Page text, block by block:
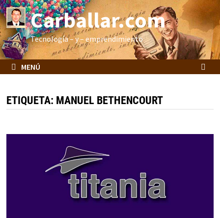
Saltar
al
contenidoCarballar.com
Tecnología – y – emprendimiento
MENÚ
ETIQUETA: MANUEL BETHENCOURT